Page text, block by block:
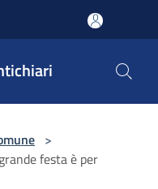
>
festa è per